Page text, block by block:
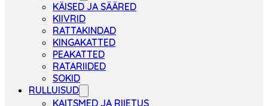
KÄISED JA SÄÄRED
KIIVRID
RATTAKINDAD
KINGAKATTED
PEAKATTED
RATARIIDED
SOKID
RULLUISUD
KAITSMED JA RIIETUS